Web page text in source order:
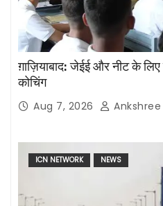
ग़ाज़ियाबाद: जेईई और नीट के
कोचिंग
Aug 7, 2026 Ankshree
ICN NETWORK NEWS